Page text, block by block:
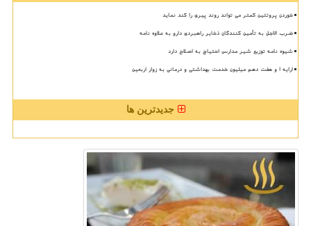
خوردن پروتئین کمتر می تواند روند پیری را کند نماید
ضرب الاجل به تأمین کنندگان ذخایر راهبردی دارو به علاوه نامه
شیوه نامه توزیع شیر مدارس احتیاج به اصلاح دارد
ارایه ۱ و هفت دهم میلیون خدمت بهداشتی و درمانی به زوار اربعین
جدیدترین ها